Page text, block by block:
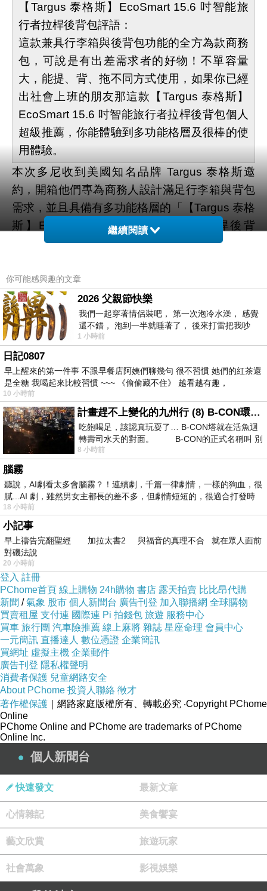
【Targus 泰格斯】EcoSmart 15.6 吋智能旅
行者拉桿後背包評語：
這款兼具行李箱與後背包功能的全方為款商務
包，可說是有出差需求者的好物！不單容量
大，能提、背、拖不同方式使用，如果你已經
出社會上班的朋友那這款【Targus 泰格斯】
EcoSmart 15.6 吋智能旅行者拉桿後背包個人
超級推薦，你能體驗到多功能格層及很棒的使
用體驗。
本次多尼收到美國知名品牌 Targus 泰格斯邀
約，開箱他們專為商務人設計滿足行李箱與背包
需求，並且具備有多功能格層的「【Targus 泰格
斯】EcoSmart 15.6 吋智能旅行者拉桿後背
包」，如果你剛好看到【Targus 泰格斯】
入手，那本篇開箱文值得做為各位入手前評估資
料閱讀。
▼ 買 Targus 品牌旗艦館【Targus 泰格斯】
EcoSmart 15.6 吋智能旅行者拉桿後背包官方販
售頁面
全文多尼會從產品包裝開始介紹含此包特色與規
格，接著開箱給大家一探產品，最後則是實際體
驗後的評價分享。
產品包裝
產品包裝上，各位會收到快遞包裝，這我就不多
介紹了，拆開快遞包裝後裡面會用透明塑膠袋套
住整個【Targus 泰格斯】EcoSmart 15.6 吋智能
旅行者拉桿後背包
而包裝上最重要其實是綁在包上的合格證，這也
是保證產品是正本重要依據！不然現在假包很
合格證上有產品資訊，下面多尼有彙整出
繼續閱讀
你可能感興趣的文章
2026 父親節快樂
我們一起穿著情侶裝吧， 第一次泡冷水澡， 感覺
還不錯， 泡到一半就睡著了， 後來打雷把我吵
醒， 手
1 小時前
日記0807
早上醒來的第一件事 不跟早餐店阿姨們聊幾句 很不習慣 她們的紅茶還
是全糖 我喝起來比較習慣 ~~~ 《偷偷藏不住》 越看越有趣，
10 小時前
計畫趕不上變化的九州行 (8) B-CON環球塔
吃飽喝足，該認真玩耍了… B-CON塔就在活魚迴
轉壽司水天的對面。 B-CON的正式名稱叫 別
8 小時前
腦霧
聽說，AI劇看太多會腦霧？！連續劇，千篇一律劇情，一樣的狗血，很
膩...AI 劇，雖然男女主都長的差不多，但劇情短短的，很適合打發時
18 小時前
小記事
早上禱告完翻聖經 加拉太書2 與福音的真理不合 就在眾人面前
對磯法說
20 小時前
登入 註冊
PChome首頁 線上購物 24h購物 書店 露天拍賣 比比昂代購
新聞 /氣象 股市 個人新聞台 廣告刊登 加入聯播網 全球購物
買賣租屋 支付連 國際連 Pi 拍錢包 旅遊 服務中心
買車 旅行團 汽車險推薦 線上麻將 雜誌 星座命理 會員中心
一元簡訊 直播達人 數位憑證 企業簡訊
買網址 虛擬主機 企業郵件
廣告刊登 隱私權聲明
消費者保護 兒童網路安全
About PChome 投資人聯絡 徵才
著作權保護 ｜網路家庭版權所有、轉載必究 ‧Copyright PChome
Online
PChome Online and PChome are trademarks of PChome
Online Inc.
個人新聞台
快速發文 最新文章
心情雜記 美食饗宴
藝文欣賞 旅遊玩家
社會萬象 影視娛樂